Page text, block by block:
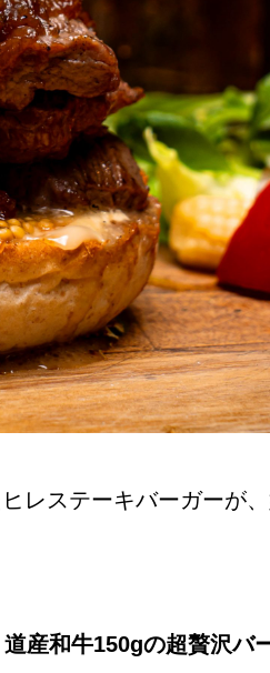
レステーキバーガーが
道産和牛150gの超贅沢バ